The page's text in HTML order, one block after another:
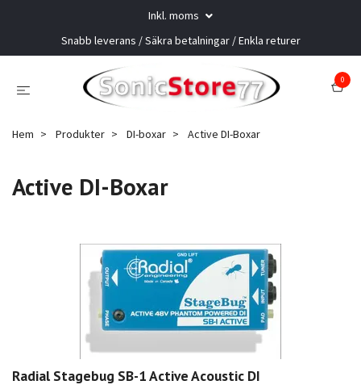
Inkl. moms
Snabb leverans / Säkra betalningar / Enkla returer
0
Hem Produkter DI-boxar Active DI-Boxar
Active DI-Boxar
Radial Stagebug SB-1 Active Acoustic DI